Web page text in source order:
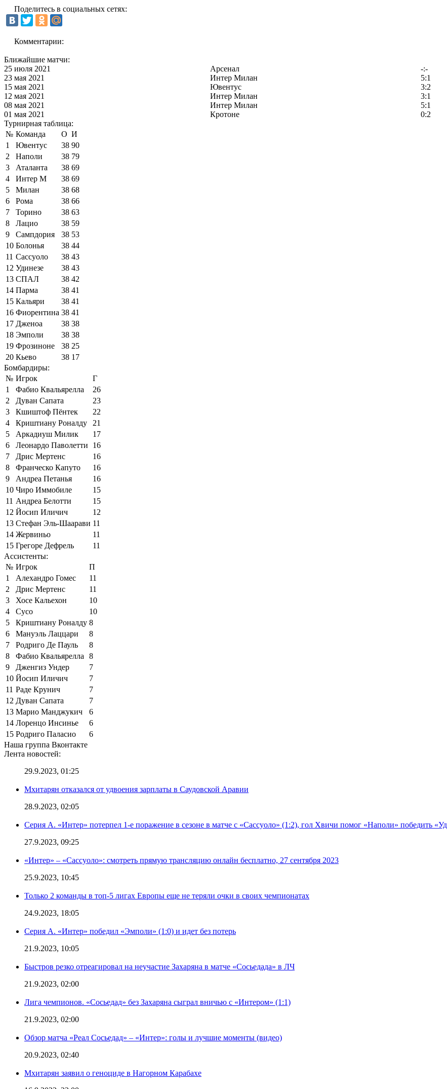
Поделитесь в социальных сетях:
Комментарии:
Ближайшие матчи:
25 июля 2021
Арсенал -:-
23 мая 2021
Интер Милан 5:1
15 мая 2021
Ювентус 3:2
12 мая 2021
Интер Милан 3:1
08 мая 2021
Интер Милан 5:1
01 мая 2021
Кротоне 0:2
Турнирная таблица:
№ Команда О И
1
Ювентус 38 90
2
Наполи 38 79
3
Аталанта 38 69
4
Интер М 38 69
5
Милан 38 68
6
Рома 38 66
7
Торино 38 63
8
Лацио 38 59
9
Сампдория 38 53
10 Болонья 38 44
11 Сассуоло 38 43
12 Удинезе 38 43
13 СПАЛ 38 42
14 Парма 38 41
15 Кальяри 38 41
16 Фиорентина 38 41
17 Дженоа 38 38
18 Эмполи 38 38
19 Фрозиноне 38 25
20 Кьево 38 17
Бомбардиры:
№ Игрок
Г
1
Фабио Квальярелла
26
2
Дуван Сапата
23
3
Кшиштоф Пёнтек
22
4
Криштиану Роналду
21
5
Аркадиуш Милик
17
6
Леонардо Паволетти
16
7
Дрис Мертенс
16
8
Франческо Капуто
16
9
Андреа Петанья
16
10 Чиро Иммобиле
15
11 Андреа Белотти
15
12 Йосип Иличич
12
13 Стефан Эль-Шаарави 11
14 Жервиньо
11
15 Грегоре Дефрель
11
Ассистенты:
№ Игрок
П
1
Алехандро Гомес
11
2
Дрис Мертенс
11
3
Хосе Кальехон
10
4
Сусо
10
5
Криштиану Роналду 8
6
Мануэль Лаццари
8
7
Родриго Де Пауль
8
8
Фабио Квальярелла
8
9
Дженгиз Ундер
7
10 Йосип Иличич
7
11 Раде Крунич
7
12 Дуван Сапата
7
13 Марио Манджукич
6
14 Лоренцо Инсинье
6
15 Родриго Паласио
6
Наша группа Вконтакте
Лента новостей:
29.9.2023, 01:25
Мхитарян отказался от удвоения зарплаты в Саудовской Аравии
28.9.2023, 02:05
Серия А. «Интер» потерпел 1-е поражение в сезоне в матче с «Сассуоло» (1:2), гол Хвичи помог «Наполи» победить
27.9.2023, 09:25
«Интер» – «Сассуоло»: смотреть прямую трансляцию онлайн бесплатно, 27 сентября 2023
25.9.2023, 10:45
Только 2 команды в топ-5 лигах Европы еще не теряли очки в своих чемпионатах
24.9.2023, 18:05
Серия А. «Интер» победил «Эмполи» (1:0) и идет без потерь
21.9.2023, 10:05
Быстров резко отреагировал на неучастие Захаряна в матче «Сосьедада» в ЛЧ
21.9.2023, 02:00
Лига чемпионов. «Сосьедад» без Захаряна сыграл вничью с «Интером» (1:1)
21.9.2023, 02:00
Обзор матча «Реал Сосьедад» – «Интер»: голы и лучшие моменты (видео)
20.9.2023, 02:40
Мхитарян заявил о геноциде в Нагорном Карабахе